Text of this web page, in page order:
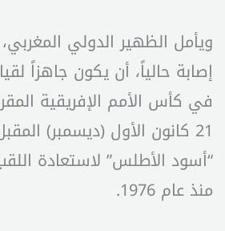
ويأمل الظهير الدولي
إصابة حالياً، أن يكون جاهزاً
في كأس الأمم الإفريقية
21 كانون الأول (ديسمبر)
“أسود الأطلس” لاستعادة
منذ عام 1976.